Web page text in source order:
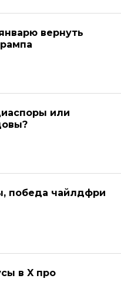
вернуть
или
победа чайлдфри
в X про